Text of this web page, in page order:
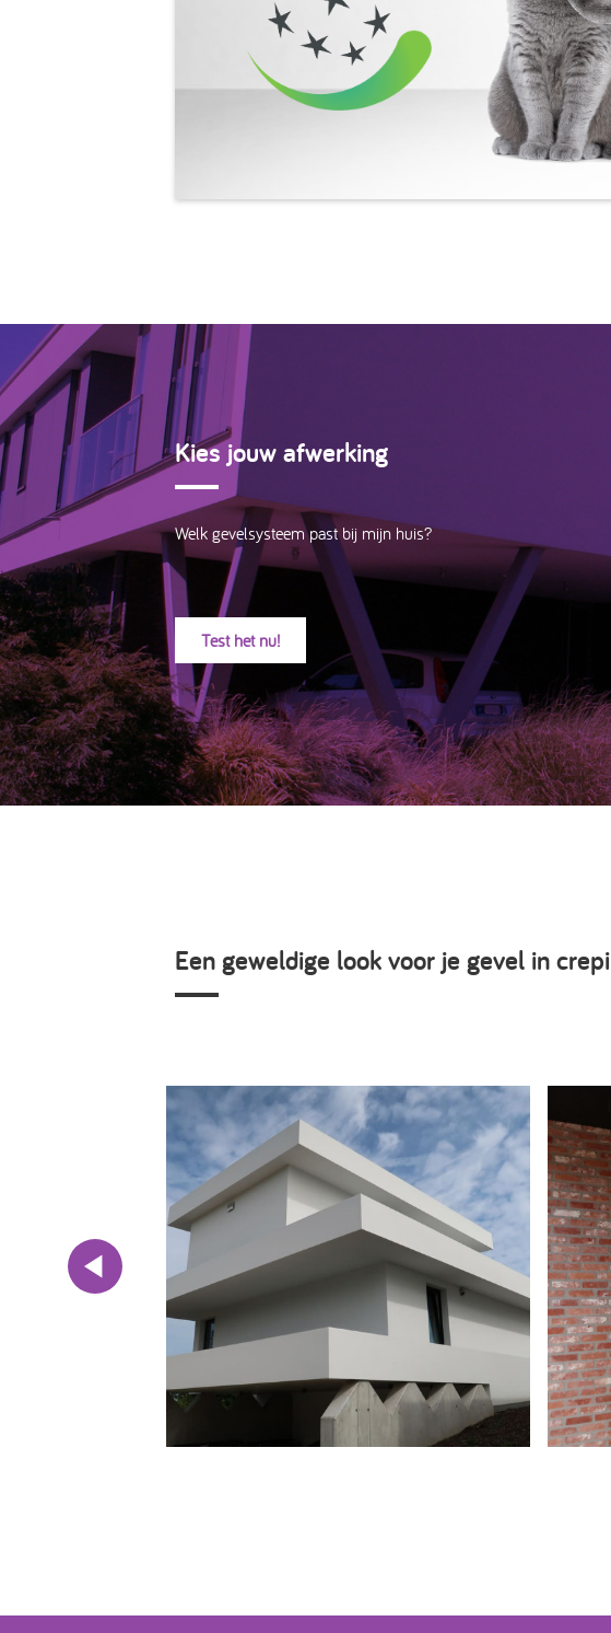
Kies jouw afwerking
Welk gevelsysteem past bij mijn huis?
Test het nu!
Een geweldige look voor je gevel in crepi
Vorige